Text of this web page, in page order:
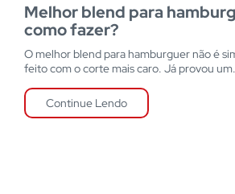
Melhor blend para
como fazer?
O melhor blend para hamburguer não é
feito com o corte mais caro. Já provou
Continue Lendo